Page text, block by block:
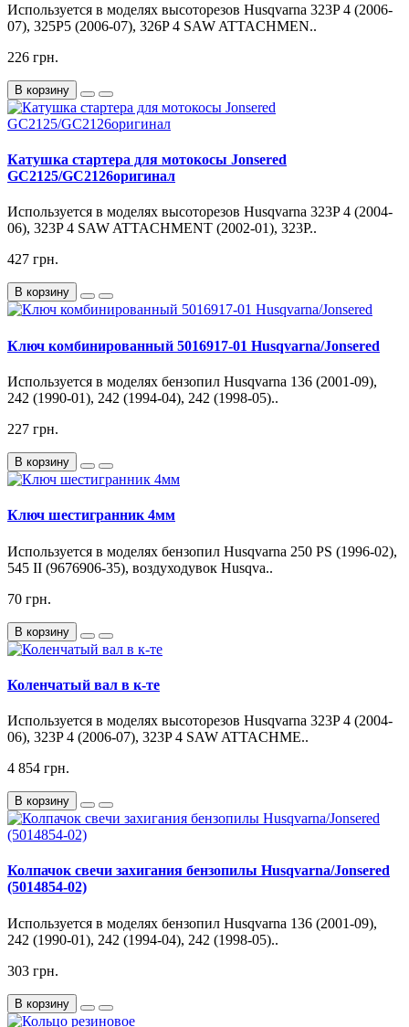
Используется в моделях высоторезов Husqvarna 323P 4 (2006-
07), 325P5 (2006-07), 326P 4 SAW ATTACHMEN..
226 грн.
В корзину
Катушка стартера для мотокосы Jonsered
GC2125/GC2126оригинал
Используется в моделях высоторезов Husqvarna 323P 4 (2004-
06), 323P 4 SAW ATTACHMENT (2002-01), 323P..
427 грн.
В корзину
Ключ комбинированный 5016917-01 Husqvarna/Jonsered
Используется в моделях бензопил Husqvarna 136 (2001-09),
242 (1990-01), 242 (1994-04), 242 (1998-05)..
227 грн.
В корзину
Ключ шестигранник 4мм
Используется в моделях бензопил Husqvarna 250 PS (1996-02),
545 II (9676906-35), воздуходувок Husqva..
70 грн.
В корзину
Коленчатый вал в к-те
Используется в моделях высоторезов Husqvarna 323P 4 (2004-
06), 323P 4 (2006-07), 323P 4 SAW ATTACHME..
4 854 грн.
В корзину
Колпачок свечи захигания бензопилы Husqvarna/Jonsered
(5014854-02)
Используется в моделях бензопил Husqvarna 136 (2001-09),
242 (1990-01), 242 (1994-04), 242 (1998-05)..
303 грн.
В корзину